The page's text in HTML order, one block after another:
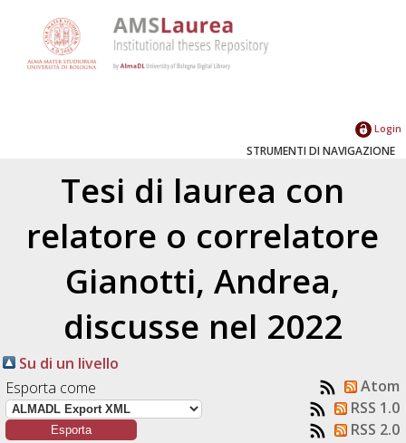
Login
STRUMENTI DI NAVIGAZIONE
Tesi di laurea con
relatore o correlatore
Gianotti, Andrea,
discusse nel 2022
Su di un livello
Esporta come
Atom
RSS 1.0
RSS 2.0